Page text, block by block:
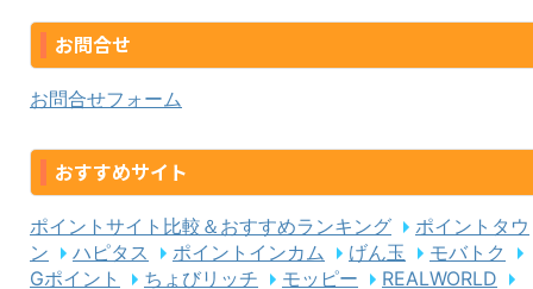
お問合せ
お問合せフォーム
おすすめサイト
ポイントサイト比較＆おすすめランキング
ポイントタウ
ン
ハピタス ポイントインカム げん玉
モバトク
Gポイント
ちょびリッチ モッピー REALWORLD